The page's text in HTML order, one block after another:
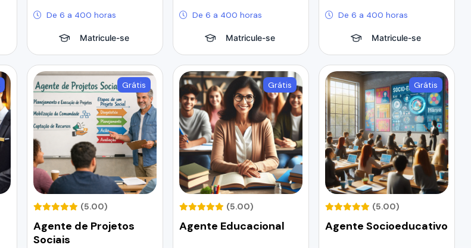
De 6 a 400 horas
Matricule-se
De 6 a 400 horas
Matricule-se
De 6 a 400 horas
Matricule-se
Grátis
(5.00)
Agente de Projetos
Sociais
Grátis
(5.00)
Agente Educacional
Grátis
(5.00)
Agente Socioeducativo